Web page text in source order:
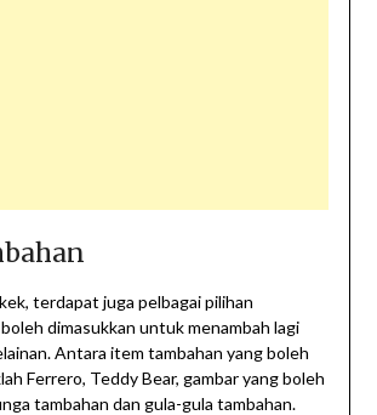
terdapat juga pelbagai pilihan
dimasukkan untuk menambah lagi
Antara item tambahan yang boleh
Ferrero, Teddy Bear, gambar yang boleh
tambahan dan gula-gula tambahan.